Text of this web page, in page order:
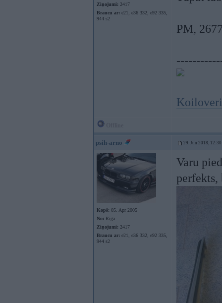
Ziņojumi: 2417
Braucu ar: e21, e36 332, e92 335,
944 s2
PM,
psih-arno 29. Jun 2018, 12:30
Kopš: 05. Apr 2005
No: Rīga
Ziņojumi: 2417
Braucu ar: e21, e36 332, e92 335,
944 s2
Varu
perfekts,